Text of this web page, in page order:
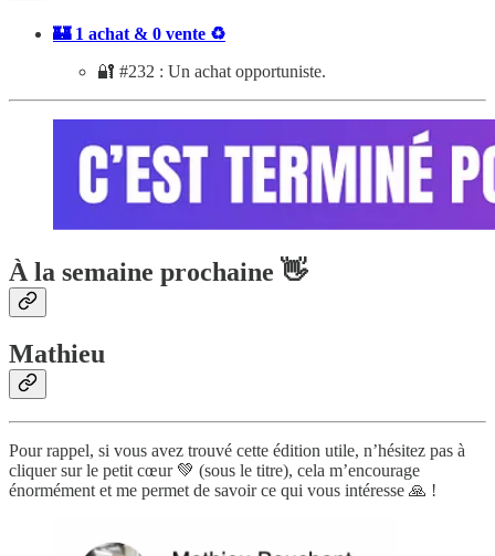
🏰 1 achat & 0 vente ♻️
🔐 #232 : Un achat opportuniste.
À la semaine prochaine 👋
Mathieu
Pour rappel, si vous avez trouvé cette édition utile, n’hésitez pas à
cliquer sur le petit cœur 💚 (sous le titre), cela m’encourage
énormément et me permet de savoir ce qui vous intéresse 🙏 !